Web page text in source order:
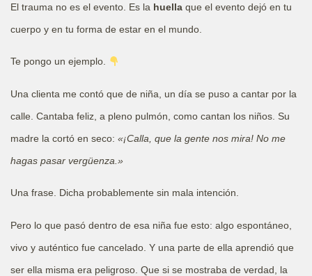
El trauma no es el evento. Es la huella que el evento dejó en tu
cuerpo y en tu forma de estar en el mundo.
Te pongo un ejemplo.
Una clienta me contó que de niña, un día se puso a cantar por la
calle. Cantaba feliz, a pleno pulmón, como cantan los niños. Su
madre la cortó en seco: «¡Calla, que la gente nos mira! No me
hagas pasar vergüenza.»
Una frase. Dicha probablemente sin mala intención.
Pero lo que pasó dentro de esa niña fue esto: algo espontáneo,
vivo y auténtico fue cancelado. Y una parte de ella aprendió que
ser ella misma era peligroso. Que si se mostraba de verdad, la